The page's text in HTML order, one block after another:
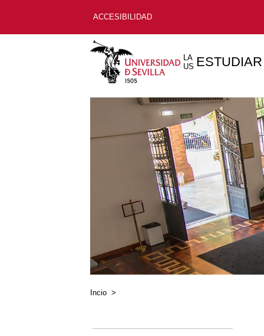
ACCESIBILIDAD
LA
US ESTUDIAR
Incio >